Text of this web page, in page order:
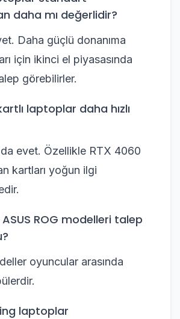
daha mı değerlidir?
Daha güçlü donanıma
için ikinci el piyasasında
görebilirler.
laptoplar daha hızlı
evet. Özellikle RTX 4060
kartları yoğun ilgi
ROG modelleri talep
oyuncular arasında
laptoplar